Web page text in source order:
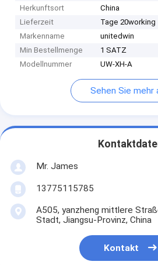
Herkunftsort
China
Lieferzeit
Tage 20working
Markenname
unitedwin
Min Bestellmenge
1 SATZ
Modellnummer
UW-XH-A
Sehen Sie mehr
Mr. James
13775115785
A505, yanzheng mittlere
Stadt, Jiangsu-Provinz, China
Kontakt